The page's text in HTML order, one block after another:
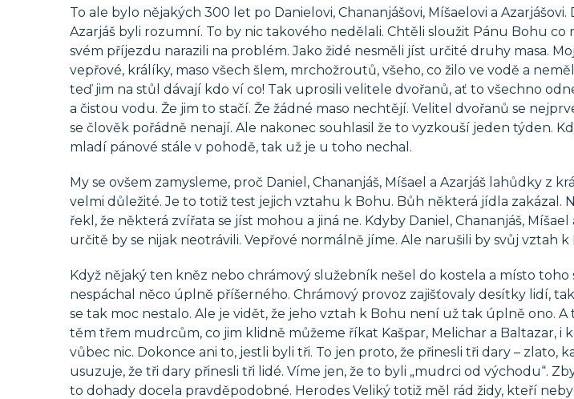
To ale bylo nějakých 300 let po Danielovi, Chananjášovi, Míšaelovi a Azarjášovi.
Azarjáš byli rozumní. To by nic takového nedělali. Chtěli sloužit Pánu Bohu co
svém příjezdu narazili na problém. Jako židé nesměli jíst určité druhy masa.
vepřové, králíky, maso všech šlem, mrchožroutů, všeho, co žilo ve vodě a
teď jim na stůl dávají kdo ví co! Tak uprosili velitele dvořanů, ať to všechno
a čistou vodu. Že jim to stačí. Že žádné maso nechtějí. Velitel dvořanů se
se člověk pořádně nenají. Ale nakonec souhlasil že to vyzkouší jeden týden.
mladí pánové stále v pohodě, tak už je u toho nechal.
My se ovšem zamysleme, proč Daniel, Chananjáš, Míšael a Azarjáš lahůdky z
velmi důležité. Je to totiž test jejich vztahu k Bohu. Bůh některá jídla zakázal.
řekl, že některá zvířata se jíst mohou a jiná ne. Kdyby Daniel, Chananjáš,
určitě by se nijak neotrávili. Vepřové normálně jíme. Ale narušili by svůj vztah k
Když nějaký ten kněz nebo chrámový služebník nešel do kostela a místo toho
nespáchal něco úplně příšerného. Chrámový provoz zajišťovaly desítky lidí,
se tak moc nestalo. Ale je vidět, že jeho vztah k Bohu není už tak úplně ono. A
těm třem mudrcům, co jim klidně můžeme říkat Kašpar, Melichar a Baltazar, i
vůbec nic. Dokonce ani to, jestli byli tři. To jen proto, že přinesli tři dary – zlato,
usuzuje, že tři dary přinesli tři lidé. Víme jen, že to byli „mudrci od východu“.
to dohady docela pravděpodobné. Herodes Veliký totiž měl rád židy, kteří